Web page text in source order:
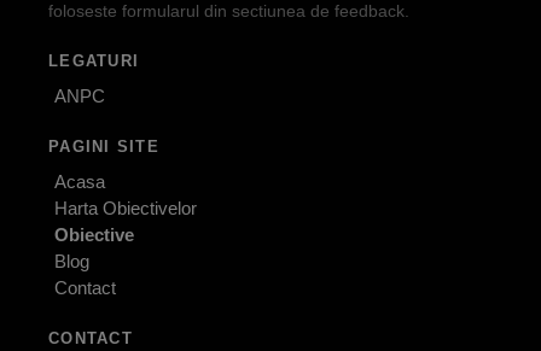
foloseste formularul din sectiunea de feedback.
LEGATURI
ANPC
PAGINI SITE
Acasa
Harta Obiectivelor
Obiective
Blog
Contact
CONTACT